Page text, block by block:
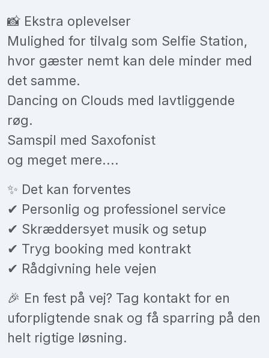
📸 Ekstra oplevelser
Mulighed for tilvalg som Selfie Station,
hvor gæster nemt kan dele minder med
det samme.
Dancing on Clouds med lavtliggende
røg.
Samspil med Saxofonist
og meget mere....
✨ Det kan forventes
✔ Personlig og professionel service
✔ Skræddersyet musik og setup
✔ Tryg booking med kontrakt
✔ Rådgivning hele vejen
🎉 En fest på vej? Tag kontakt for en
uforpligtende snak og få sparring på den
helt rigtige løsning.